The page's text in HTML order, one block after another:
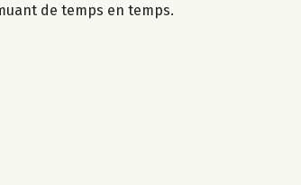
de temps en temps.